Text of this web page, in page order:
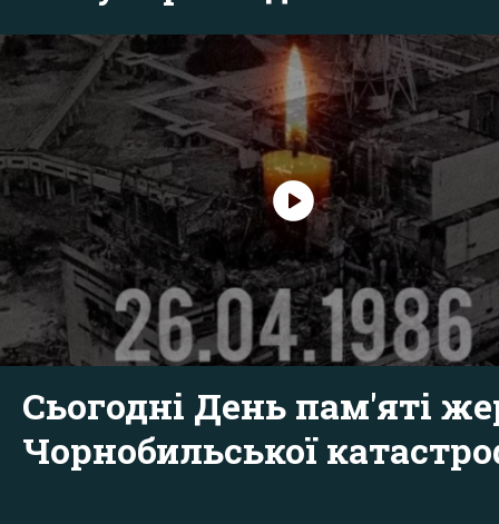
Сьогодні День пам'яті
Чорнобильської